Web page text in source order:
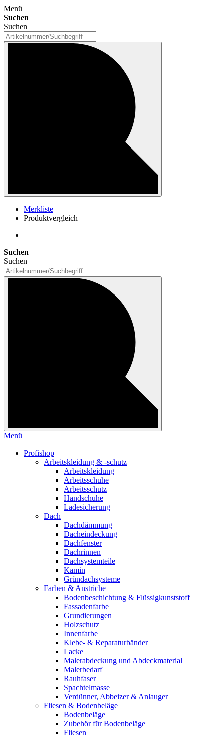
Menü
Suchen
Suchen
Merkliste
Produktvergleich
Suchen
Suchen
Menü
Profishop
Arbeitskleidung & -schutz
Arbeitskleidung
Arbeitsschuhe
Arbeitsschutz
Handschuhe
Ladesicherung
Dach
Dachdämmung
Dacheindeckung
Dachfenster
Dachrinnen
Dachsystemteile
Kamin
Gründachsysteme
Farben & Anstriche
Bodenbeschichtung & Flüssigkunststoff
Fassadenfarbe
Grundierungen
Holzschutz
Innenfarbe
Klebe- & Reparaturbänder
Lacke
Malerabdeckung und Abdeckmaterial
Malerbedarf
Rauhfaser
Spachtelmasse
Verdünner, Abbeizer & Anlauger
Fliesen & Bodenbeläge
Bodenbeläge
Zubehör für Bodenbeläge
Fliesen